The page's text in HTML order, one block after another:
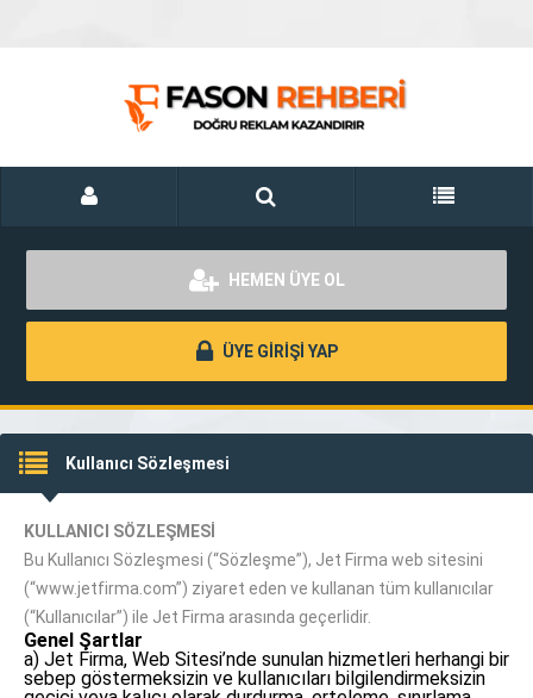
HEMEN ÜYE OL
ÜYE GİRİŞİ YAP
Kullanıcı Sözleşmesi
KULLANICI SÖZLEŞMESİ
Bu Kullanıcı Sözleşmesi (“Sözleşme”), Jet Firma web sitesini
(“www.jetfirma.com”) ziyaret eden ve kullanan tüm kullanıcılar
(“Kullanıcılar”) ile Jet Firma arasında geçerlidir.
Genel Şartlar
a) Jet Firma, Web Sitesi’nde sunulan hizmetleri herhangi bir
sebep göstermeksizin ve kullanıcıları bilgilendirmeksizin